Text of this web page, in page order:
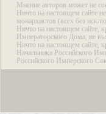
Мнение авторов может не
Ничто на настоящем сайте
монархистов (всех без
Ничто на настоящем сайте,
Императорского Дома, не
Ничто на настоящем сайте,
Начальника Российского
Российского Имперского